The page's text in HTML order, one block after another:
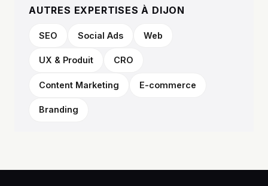
AUTRES EXPERTISES À DIJON
SEO Social Ads Web
UX & Produit CRO
Content Marketing E-commerce
Branding